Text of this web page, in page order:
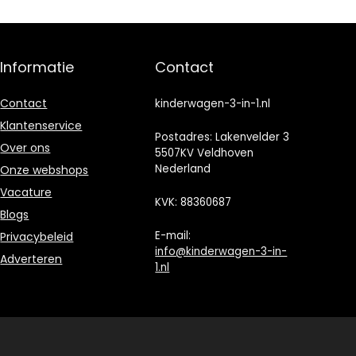
Informatie
Contact
Klantenservice
Over ons
Onze webshops
Vacature
Blogs
Privacybeleid
Adverteren
Contact
kinderwagen-3-in-1.nl
Postadres: Lakenvelder 3
5507KV Veldhoven
Nederland
KVK: 88360687
E-mail:
info@kinderwagen-3-in-
1.nl